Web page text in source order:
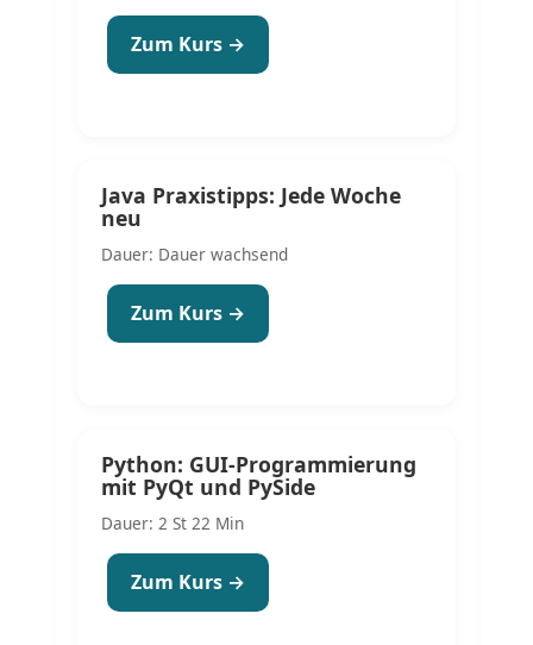
Zum Kurs →
Java Praxistipps: Jede Woche
neu
Dauer: Dauer wachsend
Zum Kurs →
Python: GUI-Programmierung
mit PyQt und PySide
Dauer: 2 St 22 Min
Zum Kurs →